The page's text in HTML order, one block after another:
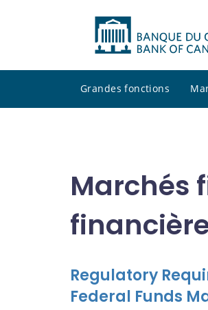
Grandes fonctions
Marchés
Regulatory
Federal Funds